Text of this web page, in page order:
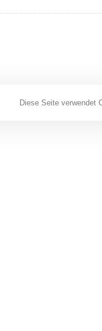
Diese Seite verwendet